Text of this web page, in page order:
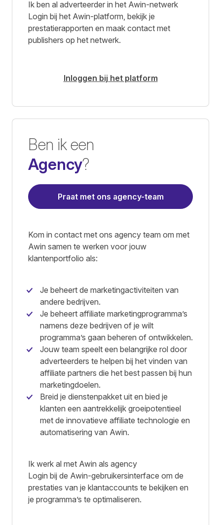
Ik ben al adverteerder in het Awin-netwerk
Login bij het Awin-platform, bekijk je
prestatierapporten en maak contact met
publishers op het netwerk.
Inloggen bij het platform
Ben ik een
Agency?
Praat met ons agency-team
Kom in contact met ons agency team om met
Awin samen te werken voor jouw
klantenportfolio als:
Je beheert de marketingactiviteiten van
andere bedrijven.
Je beheert affiliate marketingprogramma’s
namens deze bedrijven of je wilt
programma’s gaan beheren of ontwikkelen.
Jouw team speelt een belangrijke rol door
adverteerders te helpen bij het vinden van
affiliate partners die het best passen bij hun
marketingdoelen.
Breid je dienstenpakket uit en bied je
klanten een aantrekkelijk groeipotentieel
met de innovatieve affiliate technologie en
automatisering van Awin.
Ik werk al met Awin als agency
Login bij de Awin-gebruikersinterface om de
prestaties van je klantaccounts te bekijken en
je programma’s te optimaliseren.